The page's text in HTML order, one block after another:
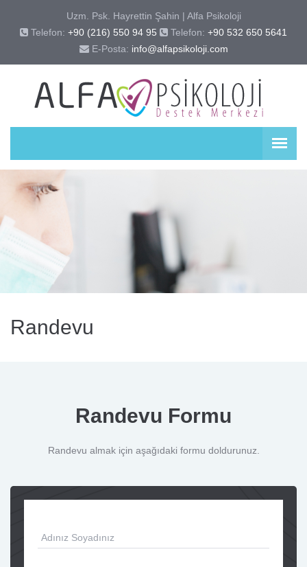
Uzm. Psk. Hayrettin Şahin | Alfa Psikoloji
Telefon: +90 (216) 550 94 95 Telefon: +90 532 650 5641
E-Posta: info@alfapsikoloji.com
Randevu
Randevu Formu
Randevu almak için aşağıdaki formu doldurunuz.